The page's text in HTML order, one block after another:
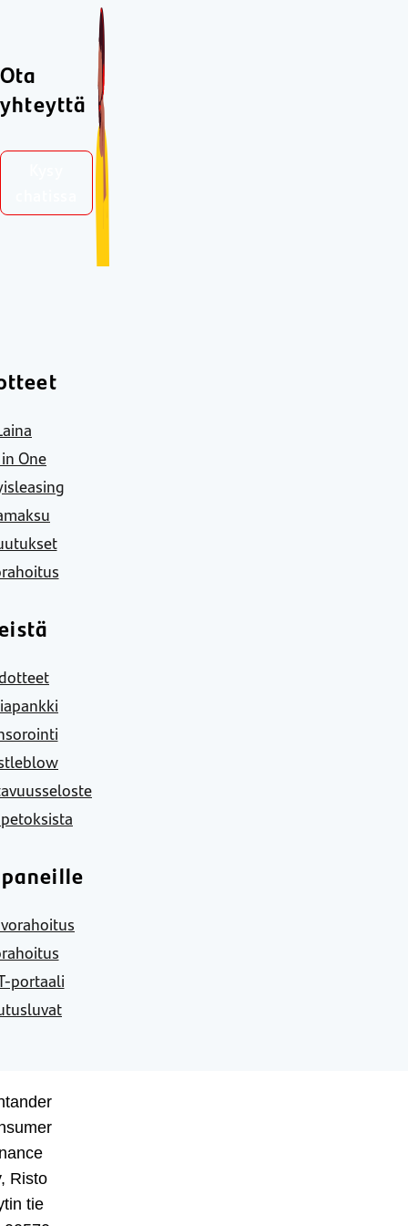
Ota
yhteyttä
One
portaali
Risto
tie